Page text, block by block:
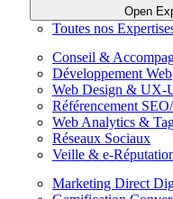
Open
Toutes nos
Conseil &
Développement Web
Web Design & UX-
Référencement
Web Analytics &
Réseaux Sociaux
Veille & e-
Marketing Direct